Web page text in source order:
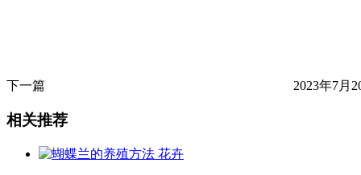
下一篇 2023年7月
相关推荐
花卉